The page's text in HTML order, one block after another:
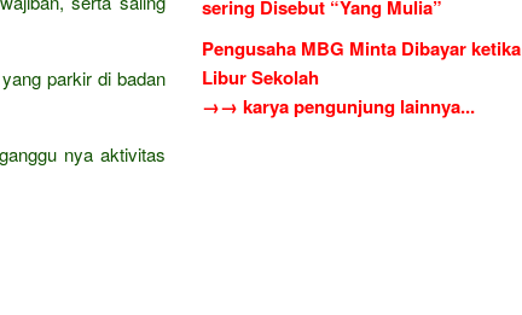
parkir di badan
nya aktivitas
sering Disebut “Yang Mulia”
Pengusaha MBG Minta Dibayar ketika
Libur Sekolah
→→ karya pengunjung lainnya...